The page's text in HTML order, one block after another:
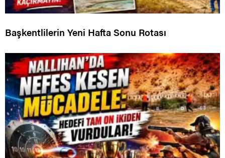
Başkentlilerin Yeni Hafta Sonu Rotası